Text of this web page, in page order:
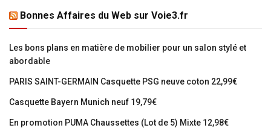
Bonnes Affaires du Web sur Voie3.fr
Les bons plans en matière de mobilier pour un salon stylé et
abordable
PARIS SAINT-GERMAIN Casquette PSG neuve coton 22,99€
Casquette Bayern Munich neuf 19,79€
En promotion PUMA Chaussettes (Lot de 5) Mixte 12,98€